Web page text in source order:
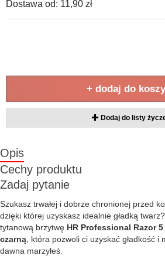
Dostawa od: 11,90 zł
+ dodaj do
Dodaj do listy
Opis
Cechy produktu
Zadaj pytanie
Szukasz trwałej i dobrze chronionej przed
dzięki której uzyskasz idealnie gładką
tytanową brzytwę HR Professional Razor
czarną , która pozwoli ci uzyskać gładkość
dawna marzyłeś.